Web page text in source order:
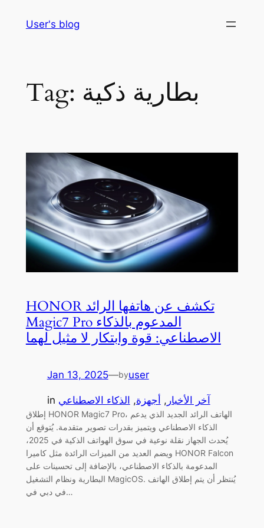
User's blog
Tag: بطارية ذكية
HONOR تكشف عن هاتفها الرائد
Magic7 Pro المدعوم بالذكاء
الاصطناعي: قوة وابتكار لا مثيل لهما
Jan 13, 2025—byuser
in آخر الأخبار , أجهزة, الذكاء الاصطناعي
إطلاق HONOR Magic7 Pro، الهاتف الرائد الجديد الذي يدعم
الذكاء الاصطناعي ويتميز بقدرات تصوير متقدمة. يُتوقع أن
يُحدث الجهاز نقلة نوعية في سوق الهواتف الذكية في 2025،
ويضم العديد من الميزات الرائدة مثل كاميرا HONOR Falcon
المدعومة بالذكاء الاصطناعي، بالإضافة إلى تحسينات على
البطارية ونظام التشغيل MagicOS. يُنتظر أن يتم إطلاق الهاتف
في دبي في…